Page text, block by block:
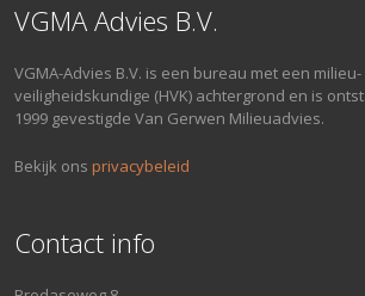
VGMA Advies B.V.
VGMA-Advies B.V. is een bureau met een milieu-
veiligheidskundige (HVK) achtergrond en is
1999 gevestigde Van Gerwen Milieuadvies.
Bekijk ons privacybeleid
Contact info